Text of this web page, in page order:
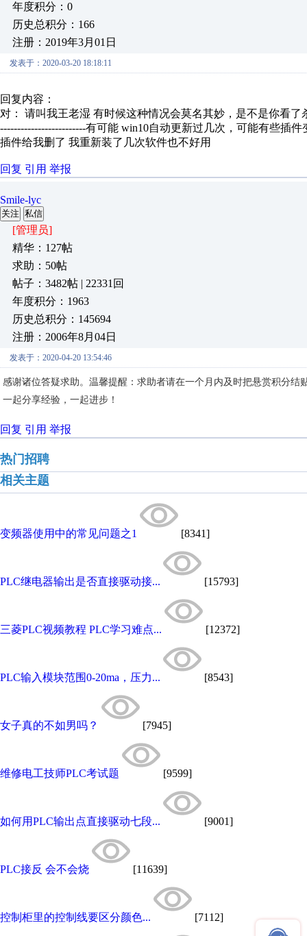
年度积分：0
历史总积分：166
注册：2019年3月01日
发表于：2020-03-20 18:18:11
回复内容：
对： 请叫我王老湿 有时候这种情况会莫名其妙，是不是你看了
-------------------------有可能 win10自动更新过几次，可能有些插
插件给我删了 我重新装了几次软件也不好用
回复 引用 举报
Smile-lyc
关注 私信
[管理员]
精华：127帖
求助：50帖
帖子：3482帖 | 22331回
年度积分：1963
历史总积分：145694
注册：2006年8月04日
发表于：2020-04-20 13:54:46
感谢诸位答疑求助。温馨提醒：求助者请在一个月内及时把悬赏积分
一起分享经验，一起进步！
回复 引用 举报
热门招聘
相关主题
变频器使用中的常见问题之1 [8341]
PLC继电器输出是否直接驱动接... [15793]
三菱PLC视频教程 PLC学习难点... [12372]
PLC输入模块范围0-20ma，压力... [8543]
女子真的不如男吗？ [7945]
维修电工技师PLC考试题 [9599]
如何用PLC输出点直接驱动七段... [9001]
PLC接反 会不会烧 [11639]
控制柜里的控制线要区分颜色... [7112]